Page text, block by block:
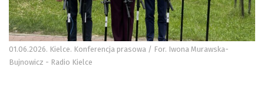
01.06.2026. Kielce. Konferencja prasowa / For. Iwona Murawska-
Bujnowicz - Radio Kielce